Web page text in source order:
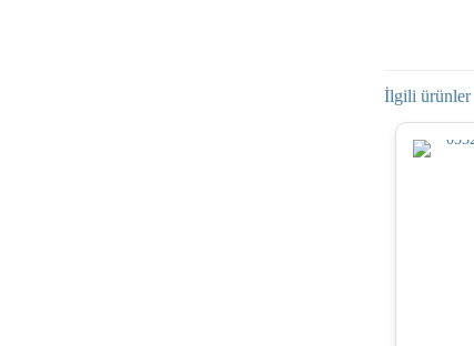
İlgili ürünler